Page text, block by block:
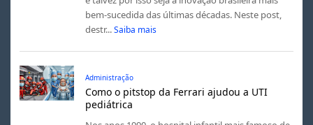
bem-sucedida das últimas décadas. Neste post,
destr... Saiba mais
Administração
Como o pitstop da Ferrari ajudou a UTI
pediátrica